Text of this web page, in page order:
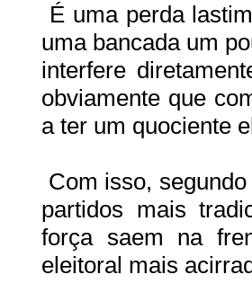
É uma perda
uma bancada um
interfere
obviamente que
a ter um quociente
Com isso,
partidos mais
força saem na
eleitoral mais